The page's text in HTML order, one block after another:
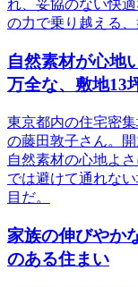
れ、妥協のない快
の力で乗り越える
自然素材が心地
万全な、敷地13
東京都内の住宅密
の藤田敦子さん。
自然素材の心地よ
では避けて通れな
目だ。
家族の伸びやか
のある住まい